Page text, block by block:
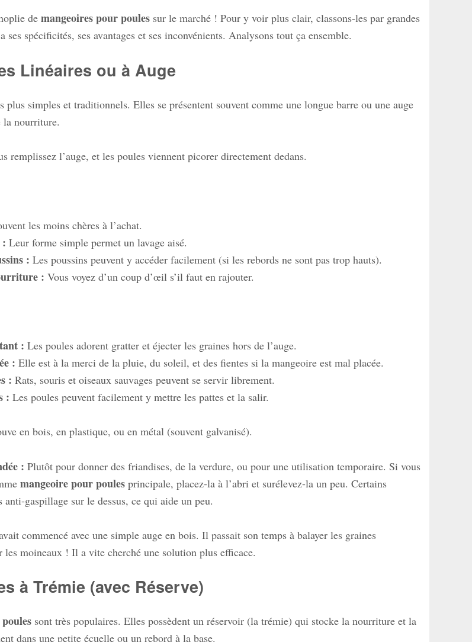
de mangeoires pour poules sur le marché ! Pour y voir plus clair, classons-les par grandes
ses spécificités, ses avantages et ses inconvénients. Analysons tout ça ensemble.
Linéaires ou à Auge
plus simples et traditionnels. Elles se présentent souvent comme une longue barre ou une auge
la nourriture.
remplissez l’auge, et les poules viennent picorer directement dedans.
les moins chères à l’achat.
: Leur forme simple permet un lavage aisé.
: Les poussins peuvent y accéder facilement (si les rebords ne sont pas trop hauts).
: Vous voyez d’un coup d’œil s’il faut en rajouter.
: Les poules adorent gratter et éjecter les graines hors de l’auge.
: Elle est à la merci de la pluie, du soleil, et des fientes si la mangeoire est mal placée.
: Rats, souris et oiseaux sauvages peuvent se servir librement.
: Les poules peuvent facilement y mettre les pattes et la salir.
en bois, en plastique, ou en métal (souvent galvanisé).
: Plutôt pour donner des friandises, de la verdure, ou pour une utilisation temporaire. Si vous
mangeoire pour poules principale, placez-la à l’abri et surélevez-la un peu. Certains
gaspillage sur le dessus, ce qui aide un peu.
commencé avec une simple auge en bois. Il passait son temps à balayer les graines
les moineaux ! Il a vite cherché une solution plus efficace.
à Trémie (avec Réserve)
sont très populaires. Elles possèdent un réservoir (la trémie) qui stocke la nourriture et la
dans une petite écuelle ou un rebord à la base.